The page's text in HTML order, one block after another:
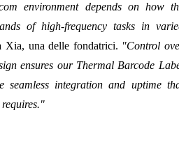
environment depends on how
of high-frequency tasks in
Xia, una delle fondatrici. "Control
ensures our Thermal Barcode
seamless integration and uptime